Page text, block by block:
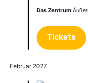
Das Zentrum
Tickets
Februar 2027